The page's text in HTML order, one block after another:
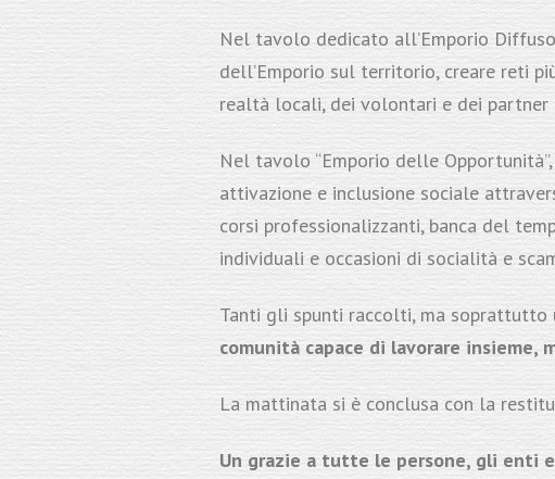
Nel tavolo dedicato all’Emporio
dell’Emporio sul territorio, creare reti
realtà locali, dei volontari e dei
Nel tavolo “Emporio delle
attivazione e inclusione sociale
corsi professionalizzanti, banca del
individuali e occasioni di socialità e
Tanti gli spunti raccolti, ma soprattutto
comunità capace di lavorare
La mattinata si è conclusa con la
Un grazie a tutte le persone, gli enti